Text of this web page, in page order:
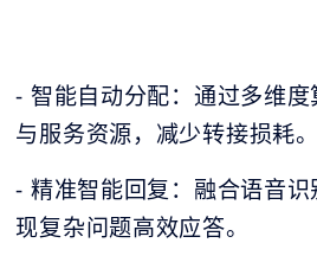
- 智能自动分配：通过多维
与服务资源，减少转接损耗。
- 精准智能回复：融合语音
现复杂问题高效应答。